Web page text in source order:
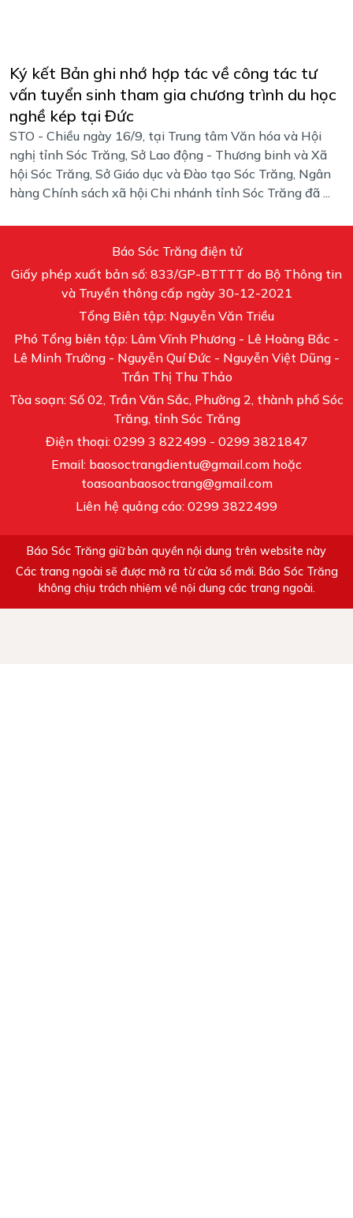
Ký kết Bản ghi nhớ hợp tác về công tác tư
vấn tuyển sinh tham gia chương trình du học
nghề kép tại Đức
STO - Chiều ngày 16/9, tại Trung tâm Văn hóa và Hội
nghị tỉnh Sóc Trăng, Sở Lao động - Thương binh và Xã
hội Sóc Trăng, Sở Giáo dục và Đào tạo Sóc Trăng, Ngân
hàng Chính sách xã hội Chi nhánh tỉnh Sóc Trăng đã ...
Báo Sóc Trăng điện tử
Giấy phép xuất bản số: 833/GP-BTTTT do Bộ Thông tin
và Truyền thông cấp ngày 30-12-2021
Tổng Biên tập: Nguyễn Văn Triều
Phó Tổng biên tập: Lâm Vĩnh Phương - Lê Hoàng Bắc -
Lê Minh Trường - Nguyễn Quí Đức - Nguyễn Việt Dũng -
Trần Thị Thu Thảo
Tòa soạn: Số 02, Trần Văn Sắc, Phường 2, thành phố Sóc
Trăng, tỉnh Sóc Trăng
Điện thoại: 0299 3 822499 - 0299 3821847
Email: baosoctrangdientu@gmail.com hoặc
toasoanbaosoctrang@gmail.com
Liên hệ quảng cáo: 0299 3822499
Báo Sóc Trăng giữ bản quyền nội dung trên website này
Các trang ngoài sẽ được mở ra từ cửa sổ mới. Báo Sóc Trăng
không chịu trách nhiệm về nội dung các trang ngoài.